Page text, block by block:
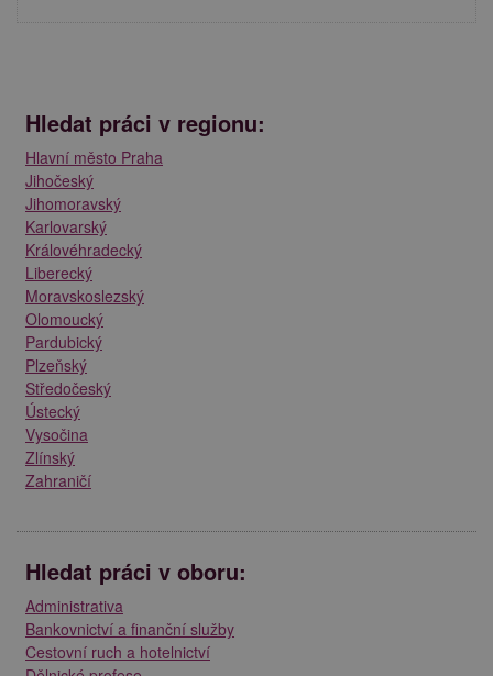
Hledat práci v regionu:
Hlavní město Praha
Jihočeský
Jihomoravský
Karlovarský
Královéhradecký
Liberecký
Moravskoslezský
Olomoucký
Pardubický
Plzeňský
Středočeský
Ústecký
Vysočina
Zlínský
Zahraničí
Hledat práci v oboru:
Administrativa
Bankovnictví a finanční služby
Cestovní ruch a hotelnictví